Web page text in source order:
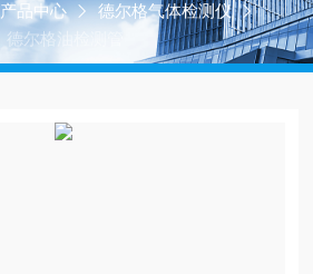
产品中心
德尔格气体检测仪
德尔格油检测管